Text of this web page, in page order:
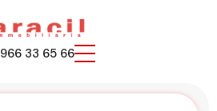
966 33 65 66